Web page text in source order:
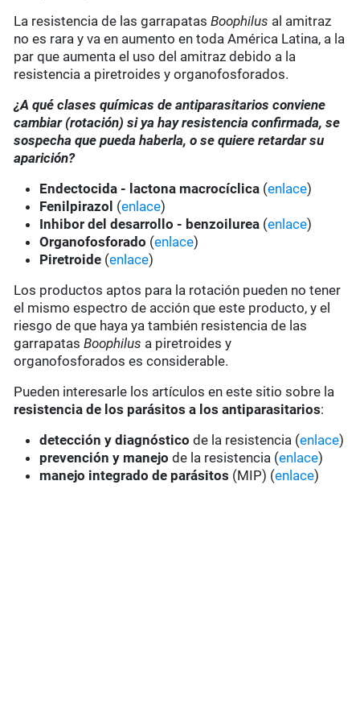
La resistencia de las garrapatas Boophilus al amitraz
no es rara y va en aumento en toda América Latina, a la
par que aumenta el uso del amitraz debido a la
resistencia a piretroides y organofosforados.
¿A qué clases químicas de antiparasitarios conviene
cambiar (rotación) si ya hay resistencia confirmada, se
sospecha que pueda haberla, o se quiere retardar su
aparición?
Endectocida - lactona macrocíclica (enlace)
Fenilpirazol (enlace)
Inhibor del desarrollo - benzoilurea (enlace)
Organofosforado (enlace)
Piretroide (enlace)
Los productos aptos para la rotación pueden no tener
el mismo espectro de acción que este producto, y el
riesgo de que haya ya también resistencia de las
garrapatasBoophilus a piretroides y
organofosforados es considerable.
Pueden interesarle los artículos en este sitio sobre la
resistencia de los parásitos a los antiparasitarios:
detección y diagnóstico de la resistencia (enlace)
prevención y manejo de la resistencia (enlace)
manejo integrado de parásitos (MIP) (enlace)